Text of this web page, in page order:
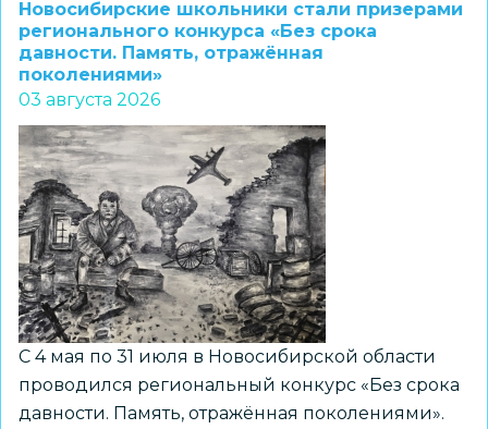
на
получение
статуса
«Площадка
НТО»
2026–
2027
учебного
года
Новосибирские школьники стали призерами
регионального конкурса «Без срока
давности. Память, отражённая
поколениями»
03 августа 2026
С 4 мая по 31 июля в Новосибирской области
проводился региональный конкурс «Без срока
давности. Память, отражённая поколениями».